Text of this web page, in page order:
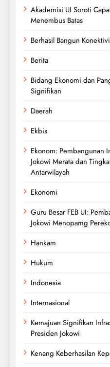
Akademisi UI Soroti
Menembus Batas
Berhasil Bangun
Berita
Bidang Ekonomi dan
Signifikan
Daerah
Ekbis
Ekonom: Pembangunan
Jokowi Merata dan
Antarwilayah
Ekonomi
Guru Besar FEB UI:
Jokowi Menopamg
Hankam
Hukum
Indonesia
Internasional
Kemajuan Signifikan
Presiden Jokowi
Kenang Keberhasilan